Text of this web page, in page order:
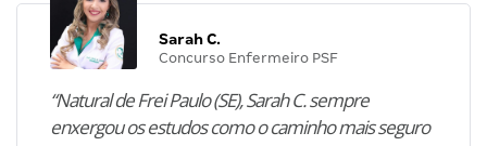
Sarah C.
Concurso Enfermeiro PSF
“Natural de Frei Paulo (SE), Sarah C. sempre
enxergou os estudos como o caminho mais seguro